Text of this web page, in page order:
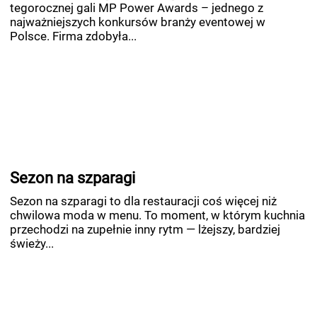
tegorocznej gali MP Power Awards – jednego z
najważniejszych konkursów branży eventowej w
Polsce. Firma zdobyła...
Sezon na szparagi
Sezon na szparagi to dla restauracji coś więcej niż
chwilowa moda w menu. To moment, w którym kuchnia
przechodzi na zupełnie inny rytm — lżejszy, bardziej
świeży...